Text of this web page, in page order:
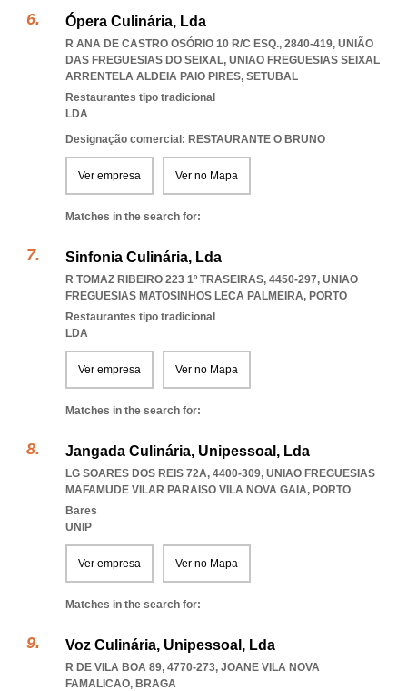
Ópera Culinária, Lda
R ANA DE CASTRO OSÓRIO 10 R/C ESQ., 2840-419, UNIÃO
DAS FREGUESIAS DO SEIXAL, UNIAO FREGUESIAS SEIXAL
ARRENTELA ALDEIA PAIO PIRES, SETUBAL
Restaurantes tipo tradicional
LDA
Designação comercial: RESTAURANTE O BRUNO
Ver empresa Ver no Mapa
Matches in the search for:
Sinfonia Culinária, Lda
R TOMAZ RIBEIRO 223 1º TRASEIRAS, 4450-297, UNIAO
FREGUESIAS MATOSINHOS LECA PALMEIRA, PORTO
Restaurantes tipo tradicional
LDA
Ver empresa Ver no Mapa
Matches in the search for:
Jangada Culinária, Unipessoal, Lda
LG SOARES DOS REIS 72A, 4400-309, UNIAO FREGUESIAS
MAFAMUDE VILAR PARAISO VILA NOVA GAIA, PORTO
Bares
UNIP
Ver empresa Ver no Mapa
Matches in the search for:
Voz Culinária, Unipessoal, Lda
R DE VILA BOA 89, 4770-273, JOANE VILA NOVA
FAMALICAO, BRAGA